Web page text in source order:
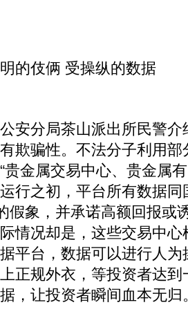
伎俩 受操纵的数据
分局茶山派出所民警介
欺骗性。不法分子利用
贵金属交易中心、贵金属
行之初，平台所有数据
假象，并承诺高额回报或
情况却是，这些交易中
平台，数据可以进行人
正规外衣，等投资者达
，让投资者瞬间血本无归